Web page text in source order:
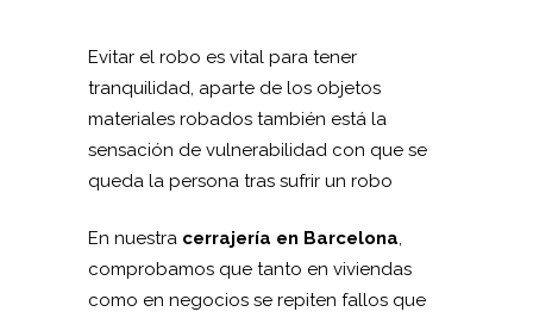
Evitar el robo es vital para tener
tranquilidad, aparte de los objetos
materiales robados también está la
sensación de vulnerabilidad con que se
queda la persona tras sufrir un robo
En nuestra cerrajería en Barcelona,
comprobamos que tanto en viviendas
como en negocios se repiten fallos que